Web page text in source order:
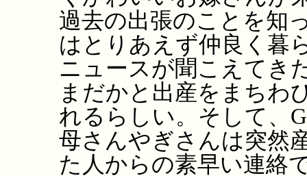
過去の出張のことを知
はとりあえず仲良く暮
ニュースが聞こえてき
まだかと出産をまちわ
れるらしい。そして、
母さんやぎさんは突然
た人からの素早い連絡